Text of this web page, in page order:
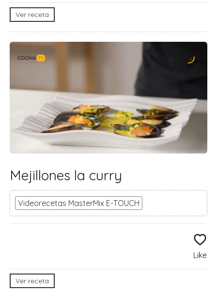
Ver receta
Mejillones la curry
Videorecetas MasterMix E-TOUCH
Like
Ver receta